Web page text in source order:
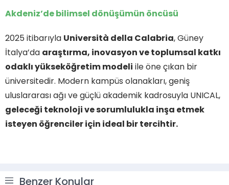
Akdeniz’de bilimsel dönüşümün öncüsü
2025 itibarıyla Università della Calabria, Güney
İtalya’da araştırma, inovasyon ve toplumsal katkı
odaklı yükseköğretim modeli ile öne çıkan bir
üniversitedir. Modern kampüs olanakları, geniş
uluslararası ağı ve güçlü akademik kadrosuyla UNICAL,
geleceği teknoloji ve sorumlulukla inşa etmek
isteyen öğrenciler için ideal bir tercihtir.
Benzer Konular